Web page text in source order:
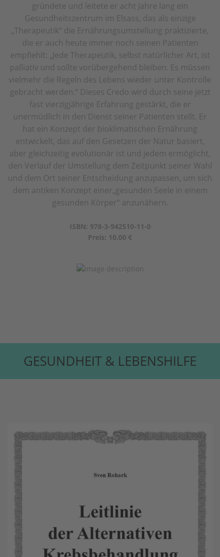
gründete und leitete er acht Jahre lang ein
Gesundheitszentrum im Elsass, das als einzige
„Therapeutik“ die Ernährungsumstellung praktizierte,
die er auch heute immer noch seinen Patienten
empfiehlt: „Jede Therapeutik, selbst natürlicher Art, ist
palliativ und sollte vorübergehend bleiben. Es müssen
vielmehr die Regeln des Lebens wieder unter Kontrolle
gebracht werden.“ Dieses Credo wird durch seine jetzt
fast vierzigjährige Erfahrung gestärkt, die er
unermüdlich in den Dienst seiner Patienten stellt. Er
hat ein Konzept der bioklimatischen Ernährung
entwickelt, das auf den Gesetzen der Natur basiert,
aber gleichzeitig evolutionär ist und jedem ermöglicht,
den Verlauf der Umstellung dem Zeitpunkt seiner Wahl
und dem Ort seiner Entscheidung anzupassen, um sich
dem antiken Konzept einer„gesunden Seele in einem
gesunden Körper“ anzunähern.
ISBN: 978-3-942510-11-0
Preis: 10,00 €
GESUNDHEIT & LEBENSHILFE